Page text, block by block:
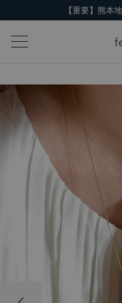
【重要】熊本